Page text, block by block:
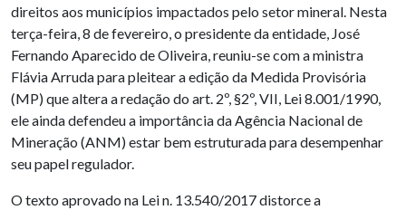
direitos aos municípios impactados pelo setor mineral. Nesta
terça-feira, 8 de fevereiro, o presidente da entidade, José
Fernando Aparecido de Oliveira, reuniu-se com a ministra
Flávia Arruda para pleitear a edição da Medida Provisória
(MP) que altera a redação do art. 2º, §2º, VII, Lei 8.001/1990,
ele ainda defendeu a importância da Agência Nacional de
Mineração (ANM) estar bem estruturada para desempenhar
seu papel regulador.
O texto aprovado na Lei n. 13.540/2017 distorce a